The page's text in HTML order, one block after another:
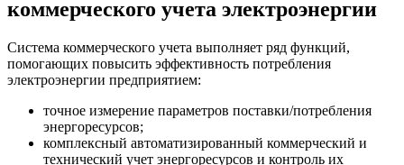
коммерческого учета электроэнергии
Система коммерческого учета выполняет ряд функций,
помогающих повысить эффективность потребления
электроэнергии предприятием:
точное измерение параметров поставки/потребления
энергоресурсов;
комплексный автоматизированный коммерческий и
технический учет энергоресурсов и контроль их